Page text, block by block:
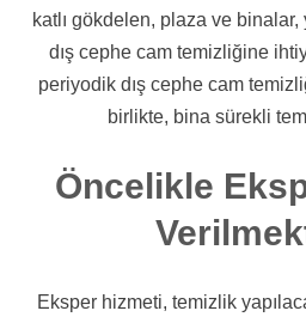
katlı gökdelen, plaza ve binalar,
dış cephe cam temizliğine
periyodik dış cephe cam
birlikte, bina sürekli
Öncelikle
Eksper hizmeti, temizlik